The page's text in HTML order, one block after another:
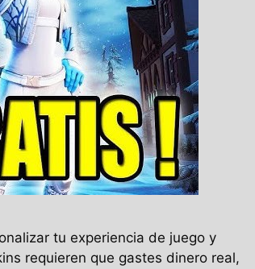
tu experiencia de juego y
requieren que gastes dinero real,